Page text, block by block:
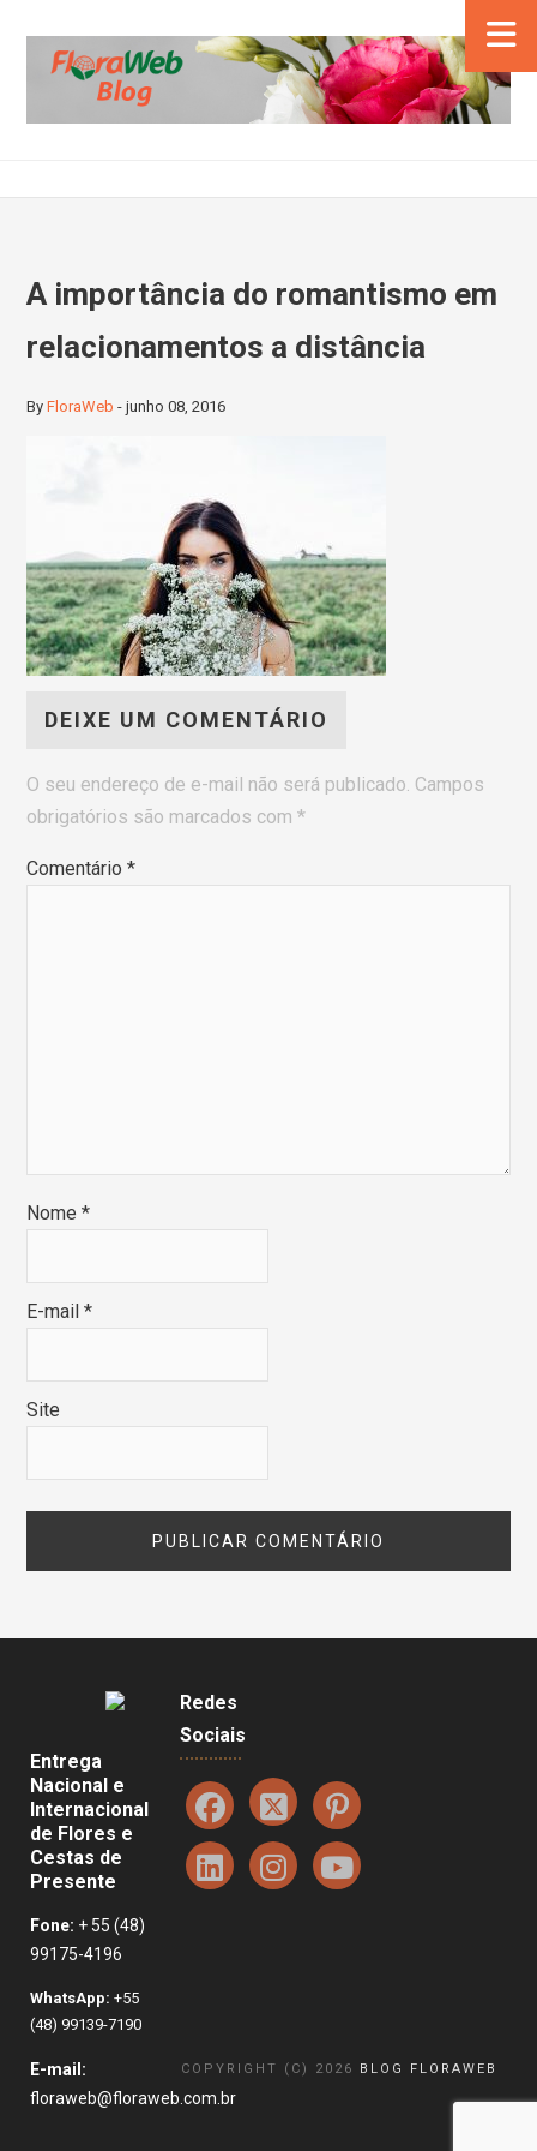
A importância do romantismo em
relacionamentos a distância
ByFloraWeb -junho 08, 2016
DEIXE UM COMENTÁRIO
O seu endereço de e-mail não será publicado. Campos
obrigatórios são marcados com*
Comentário*
Nome*
E-mail*
Site
Entrega
Nacional e
Internacional
de Flores e
Cestas de
Presente
Fone: + 55 (48)
99175-4196
WhatsApp: +55
(48) 99139-7190
E-mail:
floraweb@floraweb.com.br
Redes
Sociais
COPYRIGHT (C) 2026 BLOG FLORAWEB